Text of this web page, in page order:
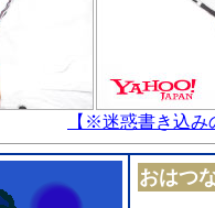
【※迷惑書き込
おはつ